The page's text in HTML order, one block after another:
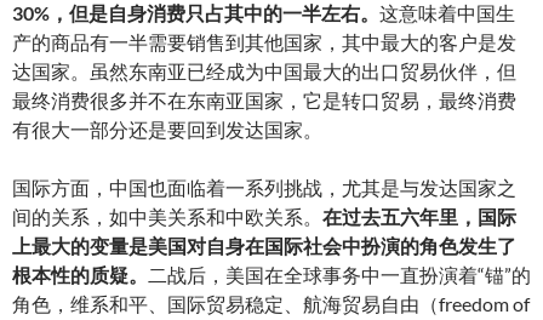
30%，但是自身消费只占其中的一半左右。 这意味着中国生
产的商品有一半需要销售到其他国家，其中最大的客户是发
达国家。虽然东南亚已经成为中国最大的出口贸易伙伴，但
最终消费很多并不在东南亚国家，它是转口贸易，最终消费
有很大一部分还是要回到发达国家。
国际方面，中国也面临着一系列挑战，尤其是与发达国家之
间的关系，如中美关系和中欧关系。 在过去五六年里，国际
上最大的变量是美国对自身在国际社会中扮演的角色发生了
根本性的质疑。
二战后，美国在全球事务中一直扮演着“锚”的
角色，维系和平、国际贸易稳定、航海贸易自由（freedom of